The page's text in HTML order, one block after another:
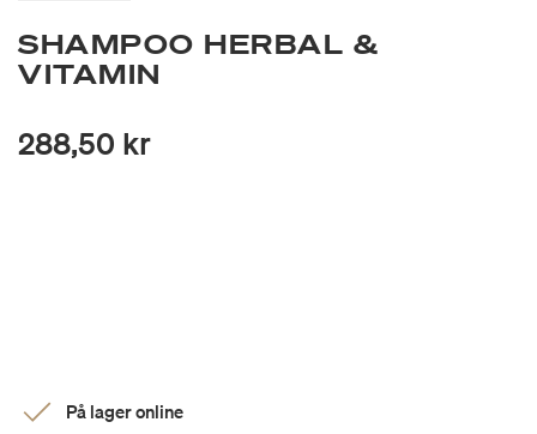
SHAMPOO HERBAL &
VITAMIN
288,50 kr
På lager online